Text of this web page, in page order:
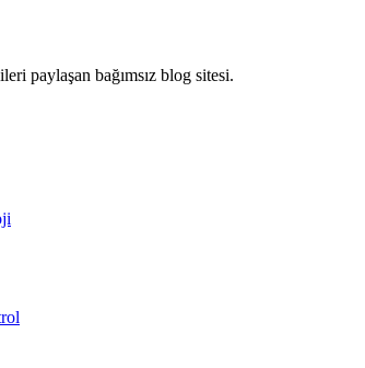
paylaşan bağımsız blog sitesi.